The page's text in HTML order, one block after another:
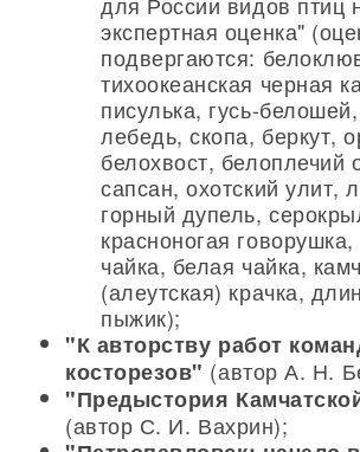
экспертная оценка"
подвергаются:
тихоокеанская черная
писулька, гусь-
лебедь, скопа, беркут,
белохвост, белоплечий
сапсан, охотский улит,
горный дупель,
красноногая
чайка, белая чайка,
(алеутская) крачка,
пыжик);
"К авторству работ
косторезов" (автор А. Н.
"Предыстория
(автор С. И. Вахрин);